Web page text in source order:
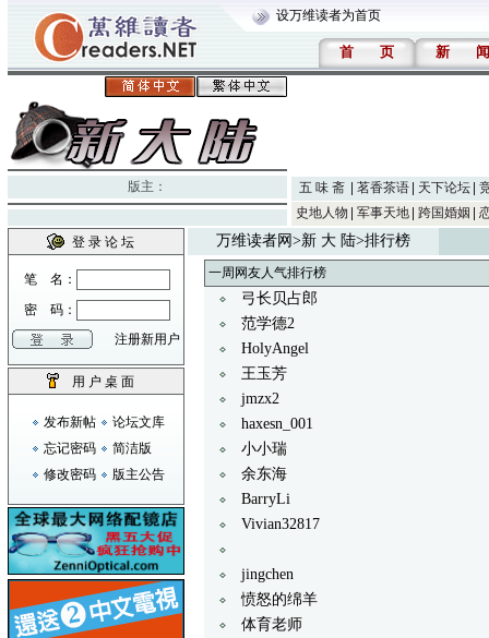
设万维读者为首页
首 页 新 闻
版主： 五 味 斋 茗香茶语 天下论坛
史地人物
军事天地 跨国婚姻
登 录 论 坛
笔 名：
密 码：
注册新用户
用 户 桌 面
发布新帖
论坛文库
忘记密码
简洁版
修改密码
版主公告
万维读者网 >新 大 陆>排行榜
一周网友人气排行榜
弓长贝占郎
范学德2
HolyAngel
王玉芳
jmzx2
haxesn_001
小小瑞
余东海
BarryLi
Vivian32817
jingchen
愤怒的绵羊
体育老师